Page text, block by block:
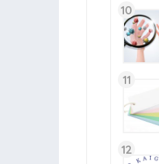
10
11
12